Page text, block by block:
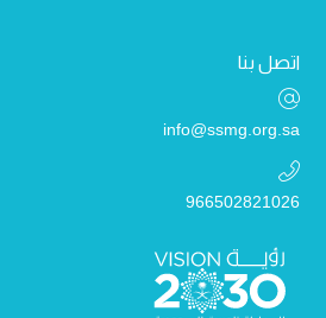
اتصل بنا
info@ssmg.org.sa
966502821026